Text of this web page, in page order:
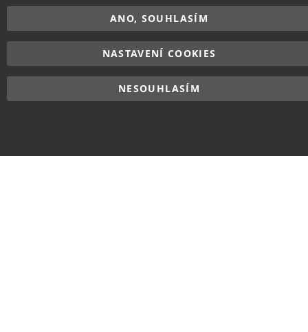
ANO, SOUHLASÍM
NASTAVENÍ COOKIES
NESOUHLASÍM